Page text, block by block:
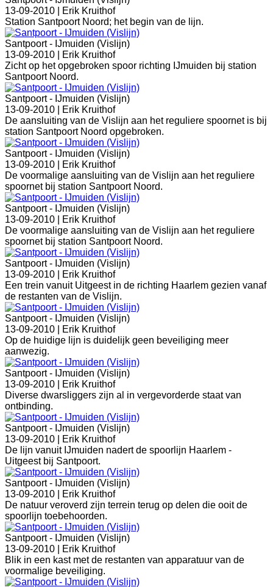
13-09-2010 |
Erik Kruithof
Station Santpoort Noord; het begin van de lijn.
Santpoort - IJmuiden (Vislijn)
13-09-2010 |
Erik Kruithof
Zicht op het opgebroken spoor richting IJmuiden bij station
Santpoort Noord.
Santpoort - IJmuiden (Vislijn)
13-09-2010 |
Erik Kruithof
De aansluiting van de Vislijn aan het reguliere spoornet is bij
station Santpoort Noord opgebroken.
Santpoort - IJmuiden (Vislijn)
13-09-2010 |
Erik Kruithof
De voormalige aansluiting van de Vislijn aan het reguliere
spoornet bij station Santpoort Noord.
Santpoort - IJmuiden (Vislijn)
13-09-2010 |
Erik Kruithof
De voormalige aansluiting van de Vislijn aan het reguliere
spoornet bij station Santpoort Noord.
Santpoort - IJmuiden (Vislijn)
13-09-2010 |
Erik Kruithof
Een trein vanuit Uitgeest in de richting Haarlem gezien vanaf
de restanten van de Vislijn.
Santpoort - IJmuiden (Vislijn)
13-09-2010 |
Erik Kruithof
Op de huidige lijn is duidelijk geen beveiliging meer
aanwezig.
Santpoort - IJmuiden (Vislijn)
13-09-2010 |
Erik Kruithof
Diverse dwarsliggers zijn al in vergevorderde staat van
ontbinding.
Santpoort - IJmuiden (Vislijn)
13-09-2010 |
Erik Kruithof
De lijn vanuit IJmuiden nadert de spoorlijn Haarlem -
Uitgeest bij Santpoort.
Santpoort - IJmuiden (Vislijn)
13-09-2010 |
Erik Kruithof
De natuur veroverd zijn terrein terug op delen die ooit de
spoorlijn toebehoorden.
Santpoort - IJmuiden (Vislijn)
13-09-2010 |
Erik Kruithof
Blik in een kast met de restanten van apparatuur van de
voormalige beveiliging.